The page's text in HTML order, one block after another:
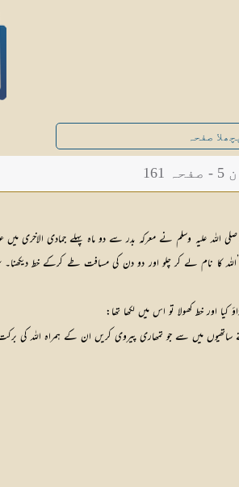
پچھلا صفحہ
کا نام لے کر چلو اور دو دن کی مسافت طے کرکے خط دیکھنا۔
کیا اور خط کھولا تو اس میں لکھا تھا:
ساتھیوں میں سے جو تمھاری پیروی کریں ان کے ہمراہ اللہ کی